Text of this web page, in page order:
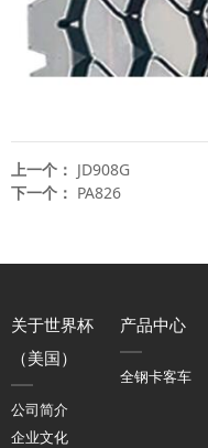
上一个： JD908G
下一个： PA826
关于世界杯
（美国）
公司简介
企业文化
产品中心
全钢卡客车